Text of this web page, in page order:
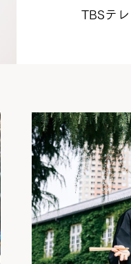
TBSテ